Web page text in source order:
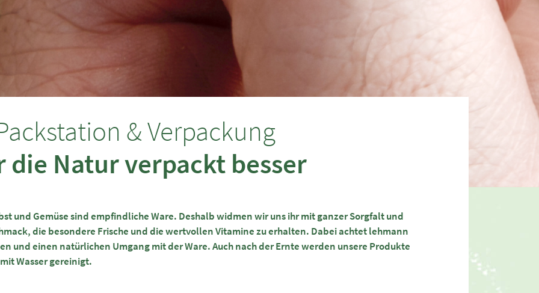
& Verpackung
die Natur verpackt besser
und Gemüse sind empfindliche Ware. Deshalb widmen wir uns ihr mit ganzer Sorgfalt und
die besondere Frische und die wertvollen Vitamine zu erhalten. Dabei achtet lehmann
und einen natürlichen Umgang mit der Ware. Auch nach der Ernte werden unsere Produkte
Wasser gereinigt.